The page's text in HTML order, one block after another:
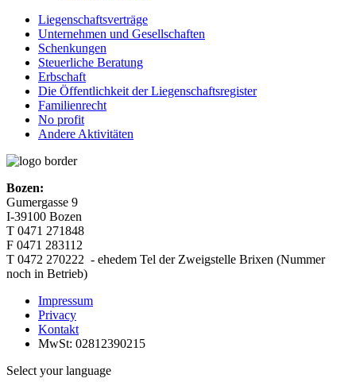
Liegenschaftsverträge
Unternehmen und Gesellschaften
Schenkungen
Steuerliche Beratung
Erbschaft
Die Öffentlichkeit der Liegenschaftsregister
Familienrecht
No profit
Andere Aktivitäten
Bozen:
Gumergasse 9
I-39100 Bozen
T 0471 271848
F 0471 283112
T 0472 270222 - ehedem Tel der Zweigstelle Brixen (Nummer
noch in Betrieb)
Impressum
Privacy
Kontakt
MwSt: 02812390215
Select your language